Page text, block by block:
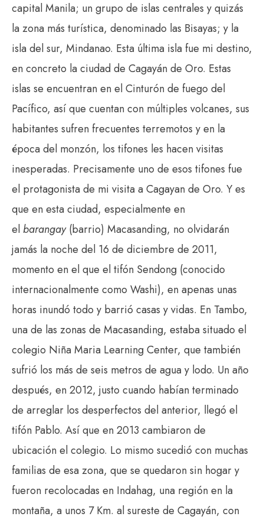
capital Manila; un grupo de islas centrales y quizás
la zona más turística, denominado las Bisayas; y la
isla del sur, Mindanao. Esta última isla fue mi destino,
en concreto la ciudad de Cagayán de Oro. Estas
islas se encuentran en el Cinturón de fuego del
Pacífico, así que cuentan con múltiples volcanes, sus
habitantes sufren frecuentes terremotos y en la
época del monzón, los tifones les hacen visitas
inesperadas. Precisamente uno de esos tifones fue
el protagonista de mi visita a Cagayan de Oro. Y es
que en esta ciudad, especialmente en
elbarangay(barrio) Macasanding, no olvidarán
jamás la noche del 16 de diciembre de 2011,
momento en el que el tifón Sendong (conocido
internacionalmente como Washi), en apenas unas
horas inundó todo y barrió casas y vidas. En Tambo,
una de las zonas de Macasanding, estaba situado el
colegio Niña Maria Learning Center, que también
sufrió los más de seis metros de agua y lodo. Un año
después, en 2012, justo cuando habían terminado
de arreglar los desperfectos del anterior, llegó el
tifón Pablo. Así que en 2013 cambiaron de
ubicación el colegio. Lo mismo sucedió con muchas
familias de esa zona, que se quedaron sin hogar y
fueron recolocadas en Indahag, una región en la
montaña, a unos 7 Km. al sureste de Cagayán, con